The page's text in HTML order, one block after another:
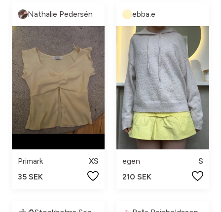
Nathalie Pedersén
Primark
XS
35 SEK
ebba.e
egen
S
210 SEK